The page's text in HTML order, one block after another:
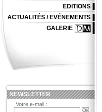
EDITIONS
ACTUALITÉS / EVÉNEMENTS
GALERIE
NEWSLETTER
Votre e-mail :